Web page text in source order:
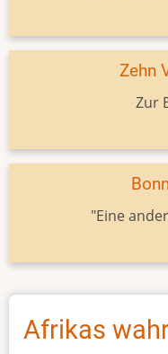
Zehn
Zur
"Eine
Afrikas